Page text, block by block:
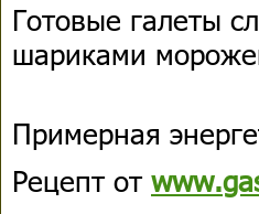
Готовые галеты
шариками
Примерная
Рецепт от